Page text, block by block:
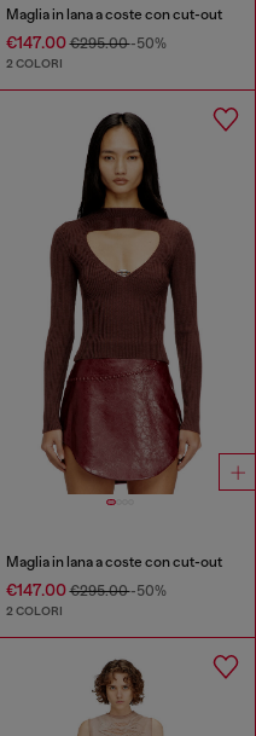
Maglia in lana a coste con cut-out
€147.00€295.00-50%
2 COLORI
Maglia in lana a coste con cut-out
€147.00€295.00-50%
2 COLORI